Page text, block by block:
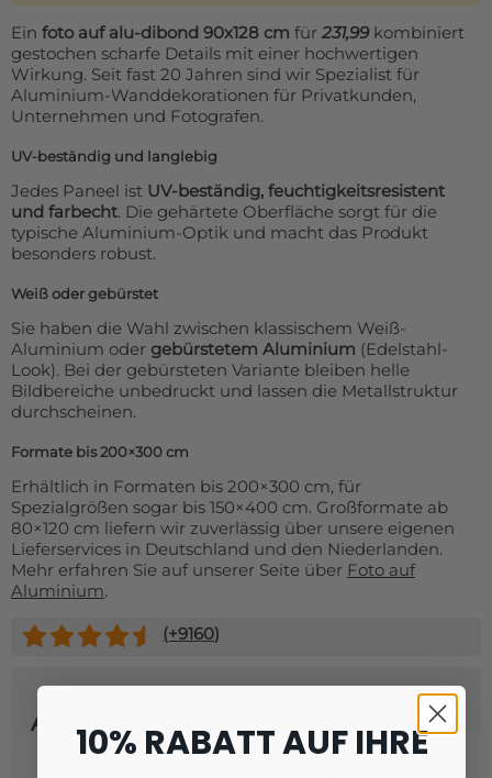
Ein foto auf alu-dibond 90x128 cm für 231,99kombiniert
gestochen scharfe Details mit einer hochwertigen
Wirkung. Seit fast 20 Jahren sind wir Spezialist für
Aluminium-Wanddekorationen für Privatkunden,
Unternehmen und Fotografen.
UV-beständig und langlebig
Jedes Paneel ist UV-beständig, feuchtigkeitsresistent
und farbecht. Die gehärtete Oberfläche sorgt für die
typische Aluminium-Optik und macht das Produkt
besonders robust.
Weiß oder gebürstet
Sie haben die Wahl zwischen klassischem Weiß-
Aluminium oder gebürstetem Aluminium (Edelstahl-
Look). Bei der gebürsteten Variante bleiben helle
Bildbereiche unbedruckt und lassen die Metallstruktur
durchscheinen.
Formate bis 200×300 cm
Erhältlich in Formaten bis 200×300 cm, für
Spezialgrößen sogar bis 150×400 cm. Großformate ab
80×120 cm liefern wir zuverlässig über unsere eigenen
Lieferservices in Deutschland und den Niederlanden.
Mehr erfahren Sie auf unserer Seite über Foto auf
Aluminium.
(+9160)
Abonnieren Sie unseren Newsletter
und erhalten Sie Rabatt von 10 %!
10% RABATT AUF IHRE